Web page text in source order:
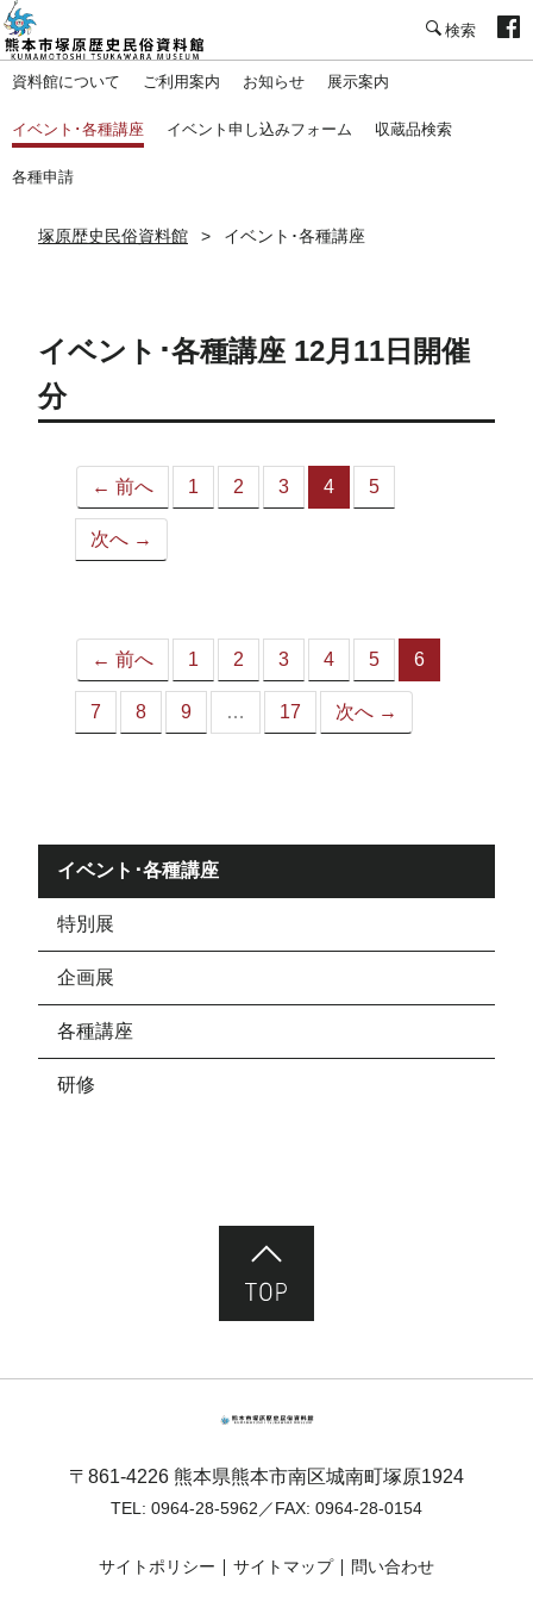
資料館について ご利用案内 お知らせ 展示案内
イベント･各種講座 イベント申し込みフォーム 収蔵品検索
各種申請
塚原歴史民俗資料館 イベント･各種講座
イベント･各種講座 12月11日開催
分
← 前へ 1 2 3 4
（こ
5
次へ →
← 前へ 1 2 3 4 5 6
7 8 9 … 17 次へ →
イベント･各種講座
特別展
企画展
各種講座
研修
〒861-4226 熊本県熊本市南区城南町塚原1924
TEL: 0964-28-5962 ／FAX: 0964-28-0154
サイトポリシー サイトマップ 問い合わせ